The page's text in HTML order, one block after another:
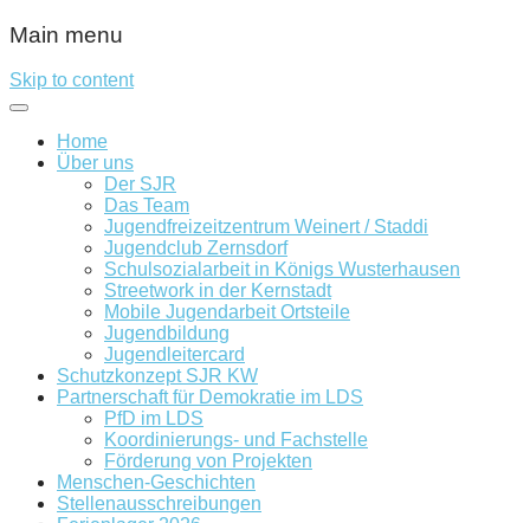
Main menu
Skip to content
Home
Über uns
Der SJR
Das Team
Jugendfreizeitzentrum Weinert / Staddi
Jugendclub Zernsdorf
Schulsozialarbeit in Königs Wusterhausen
Streetwork in der Kernstadt
Mobile Jugendarbeit Ortsteile
Jugendbildung
Jugendleitercard
Schutzkonzept SJR KW
Partnerschaft für Demokratie im LDS
PfD im LDS
Koordinierungs- und Fachstelle
Förderung von Projekten
Menschen-Geschichten
Stellenausschreibungen